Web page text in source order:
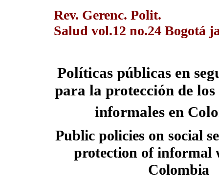
Rev. Gerenc. Polit.
Salud vol.12 no.24 Bogotá
Políticas públicas en
para la protección de
informales en
Public policies on social
protection of informal
Colombia